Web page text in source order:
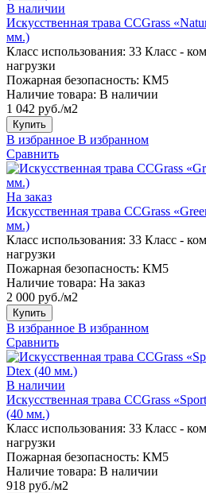
В наличии
Искусственная трава CCGrass
мм.)
Класс использования: 33 Класс -
нагрузки
Пожарная безопасность: КМ5
Наличие товара: В наличии
1 042 руб./м2
Купить
В избранное В избранном
Сравнить
На заказ
Искусственная трава CCGrass
мм.)
Класс использования: 33 Класс -
нагрузки
Пожарная безопасность: КМ5
Наличие товара: На заказ
2 000 руб./м2
Купить
В избранное В избранном
Сравнить
В наличии
Искусственная трава CCGrass
(40 мм.)
Класс использования: 33 Класс -
нагрузки
Пожарная безопасность: КМ5
Наличие товара: В наличии
918 руб./м2